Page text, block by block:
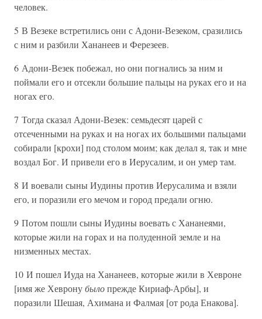
человек.
5 В Везеке встретились они с Адони-Везеком, сразились
с ним и разбили Хананеев и Ферезеев.
6 Адони-Везек побежал, но они погнались за ним и
поймали его и отсекли большие пальцы на руках его и на
ногах его.
7 Тогда сказал Адони-Везек: семьдесят царей с
отсеченными на руках и на ногах их большими пальцами
собирали [крохи] под столом моим; как делал я, так и мне
воздал Бог. И привели его в Иерусалим, и он умер там.
8 И воевали сыны Иудины против Иерусалима и взяли
его, и поразили его мечом и город предали огню.
9 Потом пошли сыны Иудины воевать с Хананеями,
которые жили на горах и на полуденной земле и на
низменных местах.
10 И пошел Иуда на Хананеев, которые жили в Хевроне
[имя же Хевронубылопрежде Кириаф-Арбы], и
поразили Шешая, Ахимана и Фалмая [от рода Енакова].